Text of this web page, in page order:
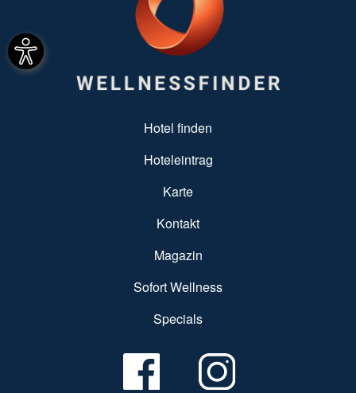
Hotel finden
Hoteleintrag
Karte
Kontakt
Magazin
Sofort Wellness
Specials